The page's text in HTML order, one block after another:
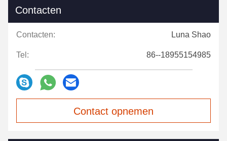
Contacten
Contacten: Luna Shao
Tel: 86--18955154985
Contact opnemen